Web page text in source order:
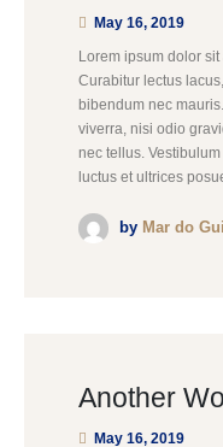
May 16, 2019
Lorem ipsum dolor
Curabitur lectus
bibendum nec
viverra, nisi odio
nec tellus.
luctus et ultrices
by Mar do
Another
May 16, 2019